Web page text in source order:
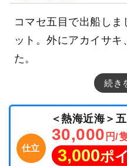
コマセ五目で出船し
ット。外にアカイサ
た。
続き
仕立
＜熱海近海＞
30,000 円/
3,000ポ